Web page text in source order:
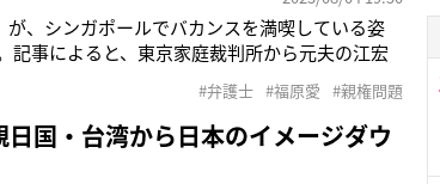
、シンガポールでバカンスを満喫している姿
記事によると、東京家庭裁判所から元夫の江宏
いた。そこに現在の交際相手と思われる男性の姿
#弁護士 #福原愛 #親権問題
国・台湾から日本のイメージダウ